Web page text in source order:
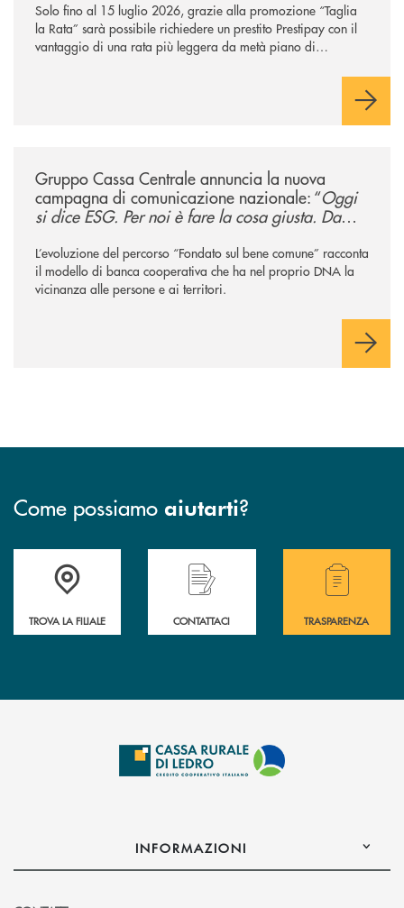
Solo fino al 15 luglio 2026, grazie alla promozione “Taglia
la Rata” sarà possibile richiedere un prestito Prestipay con il
vantaggio di una rata più leggera da metà piano di
Gruppo Cassa Centrale annuncia la nuova
campagna di comunicazione nazionale: “Oggi
si dice ESG. Per noi è fare la cosa giusta. Da
L’evoluzione del percorso “Fondato sul bene comune” racconta
il modello di banca cooperativa che ha nel proprio DNA la
vicinanza alle persone e ai territori.
Come possiamo aiutarti?
Accedi all' elenco completo delle filiali .
TROVA LA FILIALE
Hai bisogno di assistenza immediata?
CONTATTACI
Hai bisogno di
TRASPARENZA
INFORMAZIONI